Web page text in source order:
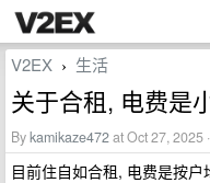
V2EX › 生活
关于合租, 电费是
Bykamikaze472at Oct 27, 2025
目前住自如合租, 电费是按户